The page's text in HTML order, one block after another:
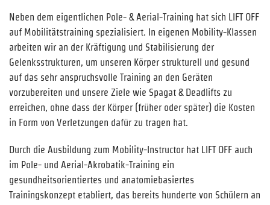
Neben dem eigentlichen Pole- & Aerial-Training hat sich LIFT OFF
auf Mobilitätstraining spezialisiert. In eigenen Mobility-Klassen
arbeiten wir an der Kräftigung und Stabilisierung der
Gelenksstrukturen, um unseren Körper strukturell und gesund
auf das sehr anspruchsvolle Training an den Geräten
vorzubereiten und unsere Ziele wie Spagat & Deadlifts zu
erreichen, ohne dass der Körper (früher oder später) die Kosten
in Form von Verletzungen dafür zu tragen hat.
Durch die Ausbildung zum Mobility-Instructor hat LIFT OFF auch
im Pole- und Aerial-Akrobatik-Training ein
gesundheitsorientiertes und anatomiebasiertes
Trainingskonzept etabliert, das bereits hunderte von Schülern an